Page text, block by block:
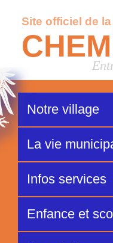
Site officiel de
Notre village
La vie
Infos services
Enfance et